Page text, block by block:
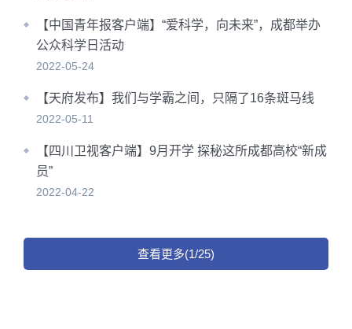
【中国青年报客户端】“爱科学，向未来”，成都举办
公众科学日活动
2022-05-24
【天府发布】我们与学霸之间，只隔了16条斑马线
2022-05-11
【四川卫视客户端】9月开学 探秘这所成都高校“新成
员”
2022-04-22
查看更多(1/25)